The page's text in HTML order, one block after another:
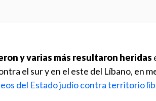
y varias más resultaron heridas
el sur y en el este del Líbano, en
del Estado judío contra territorio